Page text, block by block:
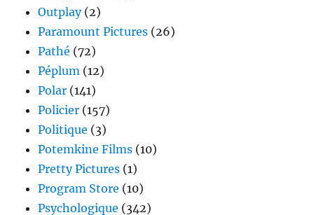
Outplay(2)
Paramount Pictures (26)
Pathé (72)
Péplum (12)
Polar (141)
Policier (157)
Politique (3)
Potemkine Films (10)
Pretty Pictures (1)
Program Store (10)
Psychologique (342)